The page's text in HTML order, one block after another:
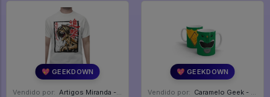
💖 GEEKDOWN
Vendido por: Artigos Miranda - RJ
💖 GEEKDOWN
Vendido por: Caramelo Geek - DF